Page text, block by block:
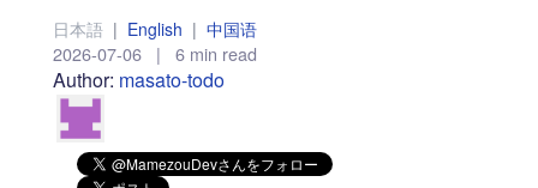
日本語 | English | 中国语
2026-07-06 | 6 min read
Author: masato-todo